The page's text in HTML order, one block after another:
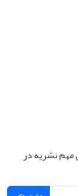
مهم نشریه در